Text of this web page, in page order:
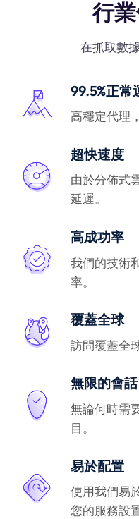
行
在抓取數
99.5%正常
高穩定代理
超快速度
由於分佈式
延遲。
高成功率
我們的技術
率。
覆蓋全球
訪問覆蓋全
無限的會話
無論何時需
目。
易於配置
使用我們易
您的服務設置